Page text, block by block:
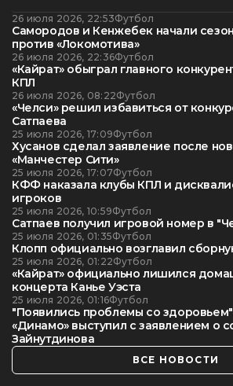
26 июля 2026, 22:53Футбол
Самородов и Кенжебек начали
против «Локомотива»
26 июля 2026, 22:36Футбол
«Кайрат» обыграл главного
КПЛ
26 июля 2026, 08:22Футбол
«Челси» решил избавиться от
Сатпаева
25 июля 2026, 17:09Футбол
Хусанов сделал заявление после
«Манчестер Сити»
25 июля 2026, 17:07Футбол
КФФ наказала клубы КПЛ и
игроков
25 июля 2026, 10:59Футбол
Сатпаев получил игровой номер в
25 июля 2026, 01:35Футбол
Клопп официально возглавил
25 июля 2026, 01:22Футбол
«Кайрат» официально лишился
концерта Канье Уэста
25 июля 2026, 01:16Футбол
"Появились проблемы со
«Динамо» выступил с заявлением о
Зайнутдинова
ВСЕ НОВОСТИ